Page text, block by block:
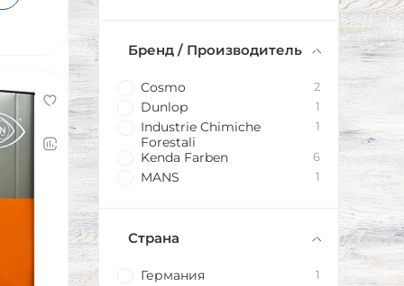
Бренд / Производитель
Cosmo 2
Dunlop 1
Industrie Chimiche
Forestali
1
Kenda Farben 6
MANS 1
Страна
Германия 1